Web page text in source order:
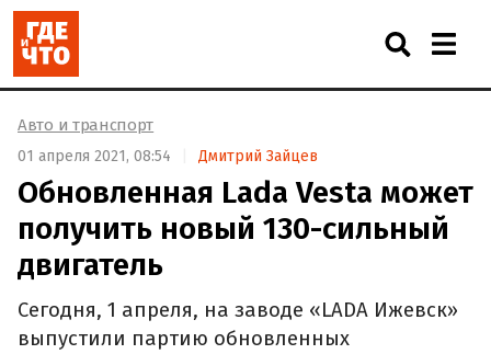
Авто и транспорт
01 апреля 2021, 08:54 Дмитрий Зайцев
Обновленная Lada Vesta может
получить новый 130-сильный
двигатель
Сегодня, 1 апреля, на заводе «LADA Ижевск»
выпустили партию обновленных